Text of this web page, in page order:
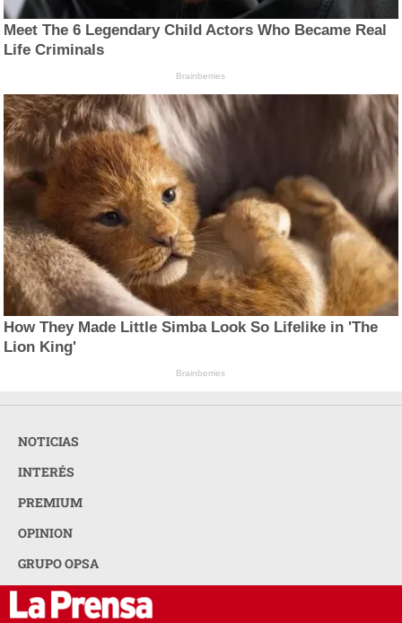
Meet The 6 Legendary Child Actors Who Became Real
Life Criminals
Brainberries
How They Made Little Simba Look So Lifelike in 'The
Lion King'
Brainberries
NOTICIAS
INTERÉS
PREMIUM
OPINION
GRUPO OPSA